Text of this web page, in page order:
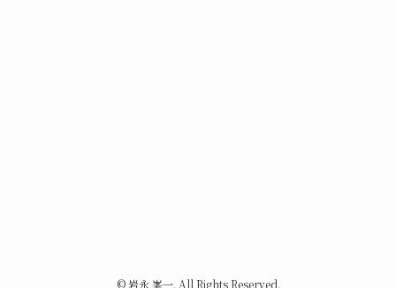
©岩永 峯一. All Rights Reserved.